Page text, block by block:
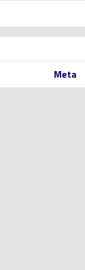
Meta